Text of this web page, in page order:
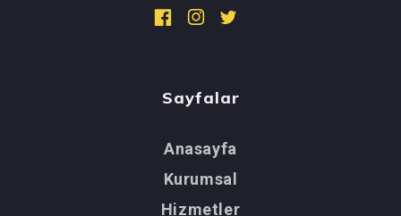
Sayfalar
Anasayfa
Kurumsal
Hizmetler